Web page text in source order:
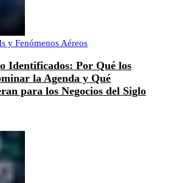
y Fenómenos Aéreos
Identificados: Por Qué los
la Agenda y Qué
para los Negocios del Siglo